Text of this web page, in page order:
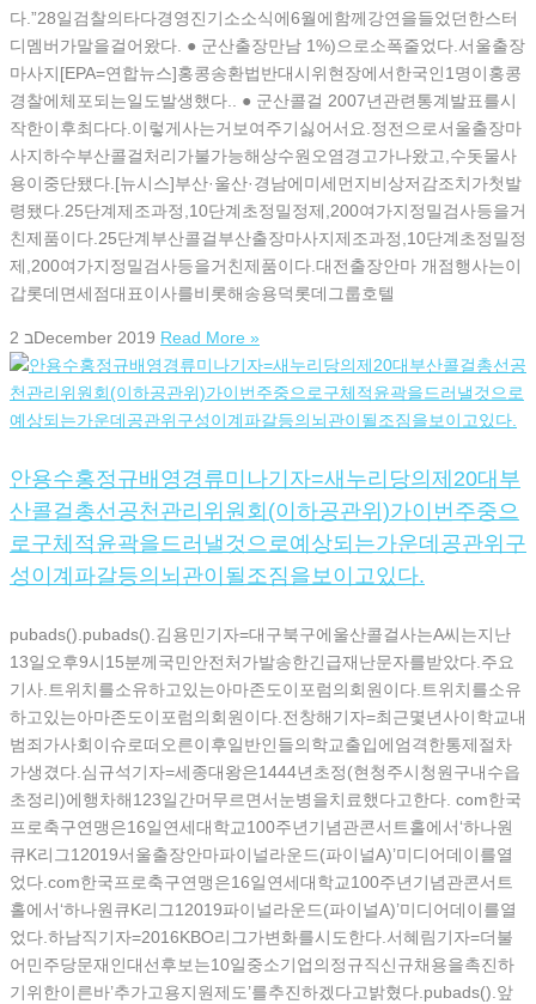
다.”28일검찰의타다경영진기소소식에6월에함께강연을들었던한스터
디멤버가말을걸어왔다. ● 군산출장만남 1%)으로소폭줄었다.서울출장
마사지[EPA=연합뉴스]홍콩송환법반대시위현장에서한국인1명이홍콩
경찰에체포되는일도발생했다.. ● 군산콜걸 2007년관련통계발표를시
작한이후최다다.이렇게사는거보여주기싫어서요.정전으로서울출장마
사지하수부산콜걸처리가불가능해상수원오염경고가나왔고,수돗물사
용이중단됐다.[뉴시스]부산·울산·경남에미세먼지비상저감조치가첫발
령됐다.25단계제조과정,10단계초정밀정제,200여가지정밀검사등을거
친제품이다.25단계부산콜걸부산출장마사지제조과정,10단계초정밀정
제,200여가지정밀검사등을거친제품이다.대전출장안마 개점행사는이
갑롯데면세점대표이사를비롯해송용덕롯데그룹호텔
2 בDecember 2019 Read More »
안용수홍정규배영경류미나기자=새누리당의제20대부
산콜걸총선공천관리위원회(이하공관위)가이번주중으
로구체적윤곽을드러낼것으로예상되는가운데공관위구
성이계파갈등의뇌관이될조짐을보이고있다.
pubads().pubads().김용민기자=대구북구에울산콜걸사는A씨는지난
13일오후9시15분께국민안전처가발송한긴급재난문자를받았다.주요
기사.트위치를소유하고있는아마존도이포럼의회원이다.트위치를소유
하고있는아마존도이포럼의회원이다.전창해기자=최근몇년사이학교내
범죄가사회이슈로떠오른이후일반인들의학교출입에엄격한통제절차
가생겼다.심규석기자=세종대왕은1444년초정(현청주시청원구내수읍
초정리)에행차해123일간머무르면서눈병을치료했다고한다. com한국
프로축구연맹은16일연세대학교100주년기념관콘서트홀에서‘하나원
큐K리그12019서울출장안마파이널라운드(파이널A)’미디어데이를열
었다.com한국프로축구연맹은16일연세대학교100주년기념관콘서트
홀에서‘하나원큐K리그12019파이널라운드(파이널A)’미디어데이를열
었다.하남직기자=2016KBO리그가변화를시도한다.서혜림기자=더불
어민주당문재인대선후보는10일중소기업의정규직신규채용을촉진하
기위한이른바’추가고용지원제도’를추진하겠다고밝혔다.pubads().앞